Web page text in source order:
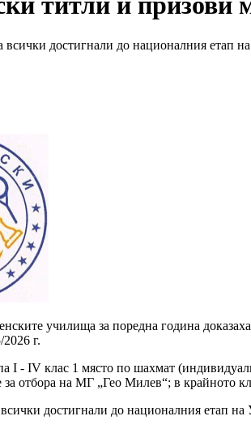
достигнали до националния етап
училища за поредна година
г.
I - IV клас 1 място по шахмат
за отбора на МГ „Гео Милев“; в крайното
достигнали до националния етап на